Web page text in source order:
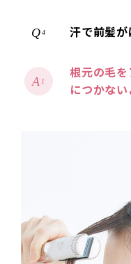
4 汗で前髪が
1
根元の毛
につかない